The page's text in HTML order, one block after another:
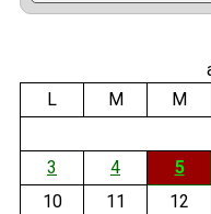
L
M M
3
4 5
10
11 12